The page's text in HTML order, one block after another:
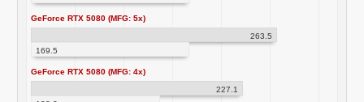
GeForce RTX 5080 (MFG: 5x)
263.5
169.5
GeForce RTX 5080 (MFG: 4x)
227.1